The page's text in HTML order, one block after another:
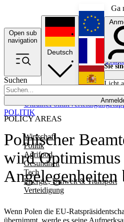
Ga
Open sub
navigation
Suchen
POLICY AREAS
Wirtschaft
Politik
Agrifood
Gesundheit
Tech
Energie, Umwelt & Transport
Verteidigung
UkrainePolitikVerteidigung
Deutsch
English
Sie
Licht
Polnischer
wird
Angelegenheiten
Wenn Polen die EU-
POLITIK